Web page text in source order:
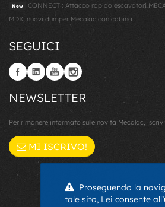
New
CONNECT : Attacco rapido escavatori
MDX, nuovi dumper Mecalac con cabina
SEGUICI
NEWSLETTER
Per rimanere informato sulle novità Mecalac,
MI ISCRIVO!
Proseguendo la
tale sito, Lei consente